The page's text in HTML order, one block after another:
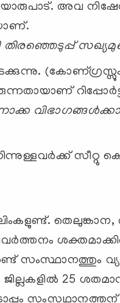
അവ
തിരഞ്ഞെടുപ്പ്‌
(കോണ്ഗ്രസ്സും
സീറ്റു
സംസ്ഥാനത്തും
25
സംസഥാനത്തന്‌